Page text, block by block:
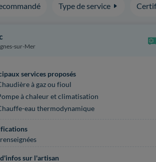
Type de service
sur-Mer
services proposés
à gaz ou fioul
à chaleur et climatisation
eau thermodynamique
sur l'artisan